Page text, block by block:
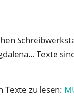
Texte
Texte zu lesen: